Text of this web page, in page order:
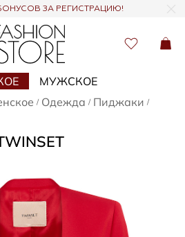
ЗА РЕГИСТРАЦИЮ!
МУЖСКОЕ
/ Одежда / Пиджаки /